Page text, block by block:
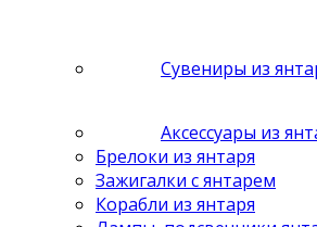
Сувениры из
Аксессуары из
Брелоки из янтаря
Зажигалки с янтарем
Корабли из янтаря